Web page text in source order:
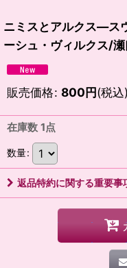
ニミスとアルクス―ス
ーシュ・ヴィルクス/瀬
販売価格: 800円(税込)
在庫数 1点
数量:
返品特約に関する重要事